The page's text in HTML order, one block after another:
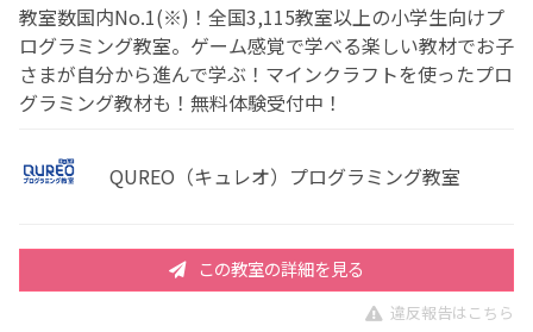
教室数国内No.1(※)！全国3,115教室以上の小学生向けプ
ログラミング教室。ゲーム感覚で学べる楽しい教材でお子
さまが自分から進んで学ぶ！マインクラフトを使ったプロ
グラミング教材も！無料体験受付中！
QUREO（キュレオ）プログラミング教室
この教室の詳細を見る
違反報告はこちら